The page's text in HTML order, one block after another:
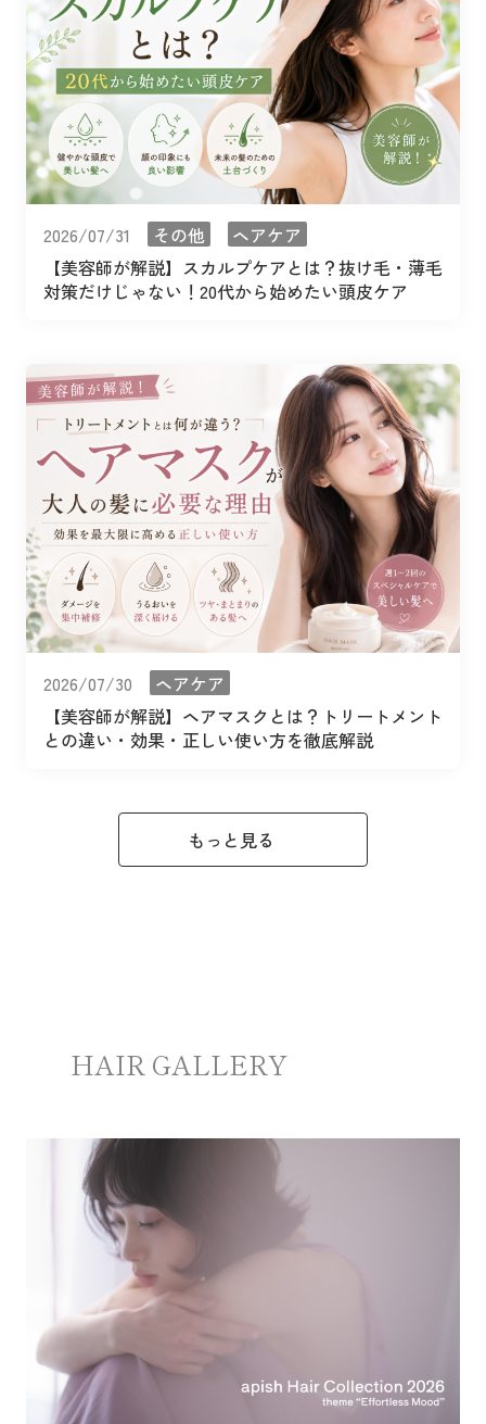
2026/07/31 その他
ヘアケア
【美容師が解説】スカルプケアとは？抜け毛・薄毛
対策だけじゃない！20代から始めたい頭皮ケア
2026/07/30
ヘアケア
【美容師が解説】ヘアマスクとは？トリートメント
との違い・効果・正しい使い方を徹底解説
もっと見る
HAIR GALLERY